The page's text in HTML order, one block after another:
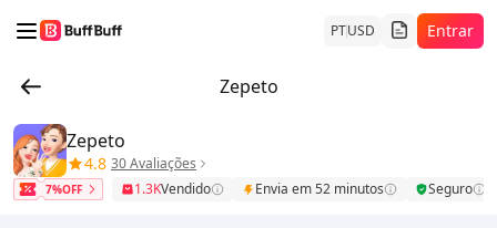
PTUSD Entrar
Zepeto
Zepeto
4.8 30 Avaliações
7%OFF 1.3KVendido Envia em 52 minutos Seguro